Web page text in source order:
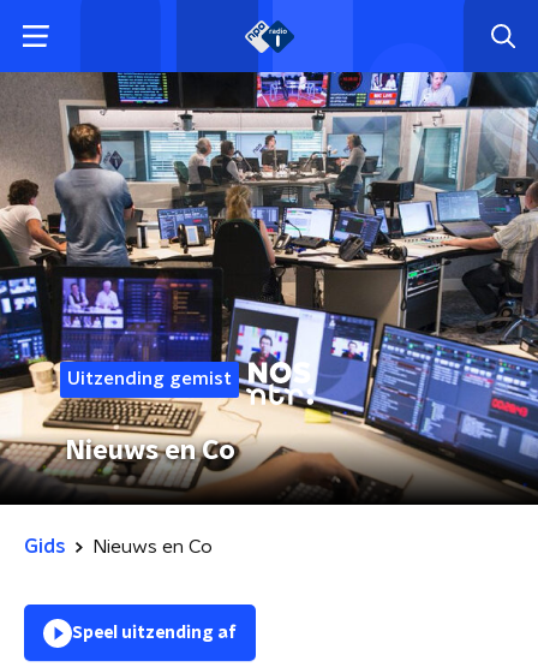
Uitzending gemist
Nieuws en Co
Gids Nieuws en Co
Speel uitzending af